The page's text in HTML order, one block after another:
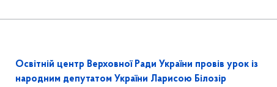
Освітній центр Верховної Ради України провів урок із
народним депутатом України Ларисою Білозір